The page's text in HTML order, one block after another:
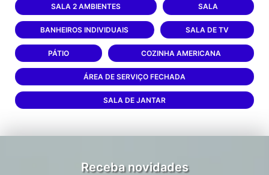
SALA 2 AMBIENTES SALA
BANHEIROS INDIVIDUAIS SALA DE TV
PÁTIO COZINHA AMERICANA
ÁREA DE SERVIÇO FECHADA
SALA DE JANTAR
Receba novidades